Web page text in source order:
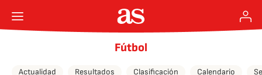
Fútbol
Actualidad Resultados Clasificación Calendario